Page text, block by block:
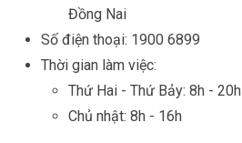
Đồng Nai
Số điện thoại: 1900 6899
Thời gian làm việc:
Thứ Hai - Thứ Bảy: 8h - 20h
Chủ nhật: 8h - 16h